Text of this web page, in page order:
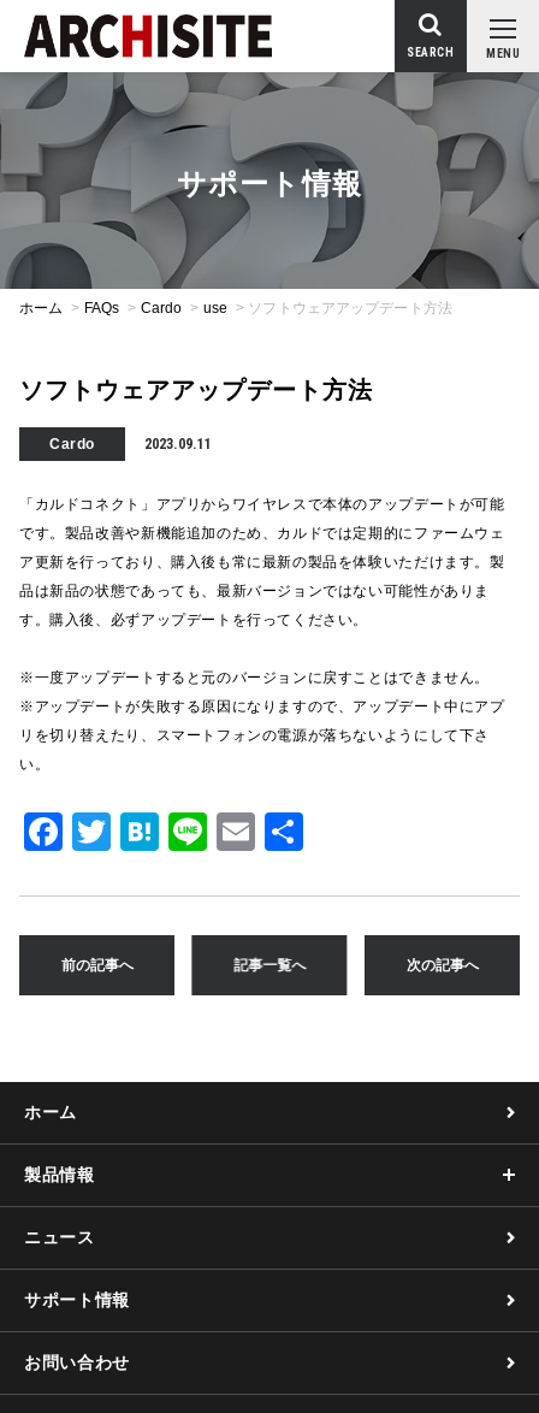
MENU
SEARCH
サポート情報
ホーム > FAQs > Cardo > use > ソフトウェアアップデート方法
ソフトウェアアップデート方法
Cardo 2023.09.11
「カルドコネクト」アプリからワイヤレスで本体のアップデートが可能
です。製品改善や新機能追加のため、カルドでは定期的にファームウェ
ア更新を行っており、購入後も常に最新の製品を体験いただけます。製
品は新品の状態であっても、最新バージョンではない可能性がありま
す。購入後、必ずアップデートを行ってください。
※一度アップデートすると元のバージョンに戻すことはできません。
※アップデートが失敗する原因になりますので、アップデート中にアプ
リを切り替えたり、スマートフォンの電源が落ちないようにして下さ
い。
F
c
e
b
k
T
it
te
r
H
e
n
a
Li
e
E
ai
l
前の記事へ 記事一覧へ 次の記事へ
ホーム
製品情報
ニュース
サポート情報
お問い合わせ